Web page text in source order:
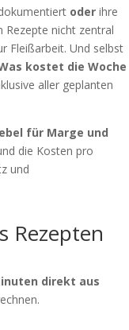
oderihre
Rezepte nicht zentral
Fleißarbeit. Und selbst
kostet die Woche
aller geplanten
für Marge und
die Kosten pro
und
Rezepten
direkt aus